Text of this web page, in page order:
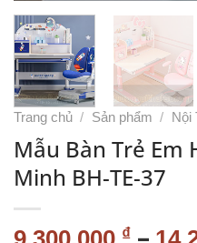
Trang chủ / Sản phẩm / Nội
Mẫu Bàn Trẻ Em
Minh BH-TE-37
₫